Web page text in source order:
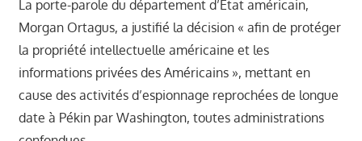
La porte-parole du département d’Etat américain,
Morgan Ortagus, a justifié la décision « afin de protéger
la propriété intellectuelle américaine et les
informations privées des Américains », mettant en
cause des activités d’espionnage reprochées de longue
date à Pékin par Washington, toutes administrations